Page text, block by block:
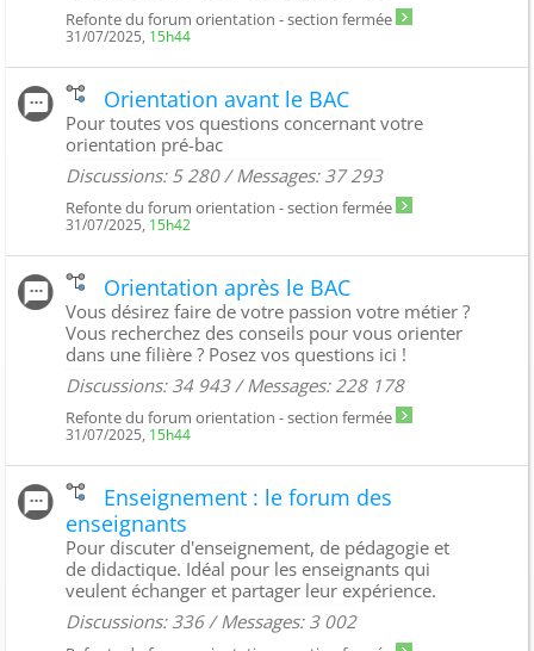
Refonte du forum orientation - section fermée
31/07/2025, 15h44
Orientation avant le BAC
Pour toutes vos questions concernant votre
orientation pré-bac
Discussions: 5 280 / Messages: 37 293
Refonte du forum orientation - section fermée
31/07/2025, 15h42
Orientation après le BAC
Vous désirez faire de votre passion votre métier ?
Vous recherchez des conseils pour vous orienter
dans une filière ? Posez vos questions ici !
Discussions: 34 943 / Messages: 228 178
Refonte du forum orientation - section fermée
31/07/2025, 15h44
Enseignement : le forum des
enseignants
Pour discuter d'enseignement, de pédagogie et
de didactique. Idéal pour les enseignants qui
veulent échanger et partager leur expérience.
Discussions: 336 / Messages: 3 002